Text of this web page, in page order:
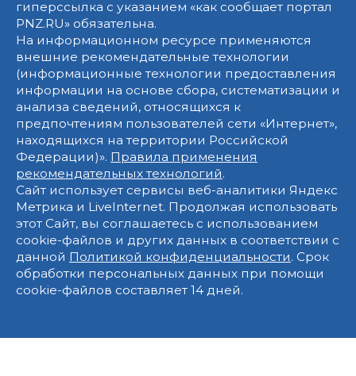
гиперссылка с указанием «как сообщает портал
PNZ.RU» обязательна.
На информационном ресурсе применяются
внешние рекомендательные технологии
(информационные технологии предоставления
информации на основе сбора, систематизации и
анализа сведений, относящихся к
предпочтениям пользователей сети «Интернет»,
находящихся на территории Российской
Федерации)». Правила применения
рекомендательных технологий.
Сайт использует сервисы веб-аналитики Яндекс
Метрика и LiveInternet. Продолжая использовать
этот Сайт, вы соглашаетесь с использованием
cookie-файлов и других данных в соответствии с
данной Политикой конфиденциальности. Срок
обработки персональных данных при помощи
cookie-файлов составляет 14 дней.